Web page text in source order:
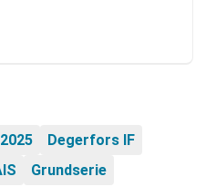
Degerfors IF
Grundserie